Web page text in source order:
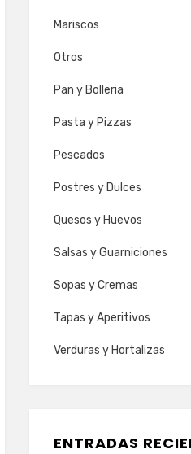
Mariscos
Otros
Pan y Bolleria
Pasta y Pizzas
Pescados
Postres y Dulces
Quesos y Huevos
Salsas y Guarniciones
Sopas y Cremas
Tapas y Aperitivos
Verduras y Hortalizas
ENTRADAS